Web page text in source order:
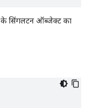
के सिंगलटन ऑब्जेक्ट का